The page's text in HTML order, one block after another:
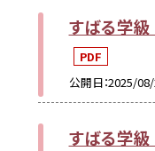
すばる学
PDF
公開日 2025/
すばる学